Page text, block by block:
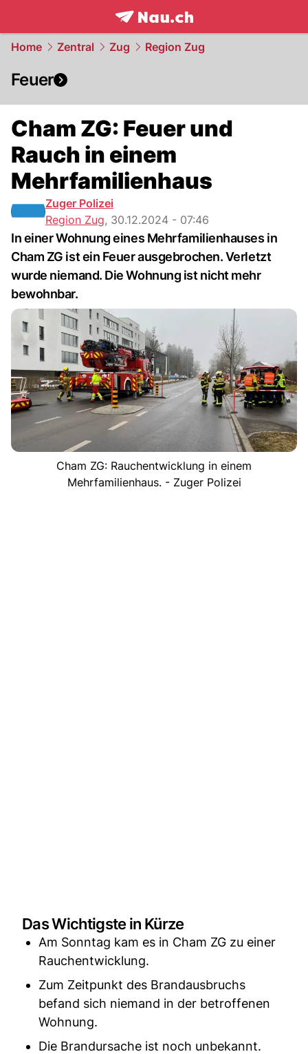
frontpage.NAU.ch
Home Zentral Zug Region Zug
Feuer
Cham ZG: Feuer und
Rauch in einem
Mehrfamilienhaus
Zuger Polizei
Region Zug, 30.12.2024 - 07:46
In einer Wohnung eines Mehrfamilienhauses in
Cham ZG ist ein Feuer ausgebrochen. Verletzt
wurde niemand. Die Wohnung ist nicht mehr
bewohnbar.
Cham ZG: Rauchentwicklung in einem
Mehrfamilienhaus. - Zuger Polizei
Das Wichtigste in Kürze
Am Sonntag kam es in Cham ZG zu einer
Rauchentwicklung.
Zum Zeitpunkt des Brandausbruchs
befand sich niemand in der betroffenen
Wohnung.
Die Brandursache ist noch unbekannt.